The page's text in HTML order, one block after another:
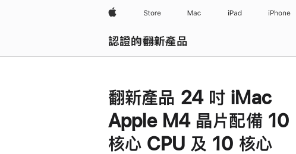
Apple Store Mac iPad iPhone
認證的翻新產品
瀏覽全部
翻新產品 24 吋 iMac
Apple M4 晶片配備 10
核心 CPU 及 10 核心